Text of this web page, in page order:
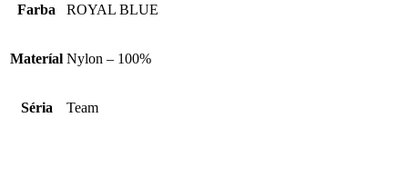
Farba ROYAL BLUE
Materíal Nylon – 100%
Séria Team